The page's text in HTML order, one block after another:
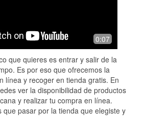
0:07
que quieres es entrar y salir de la
Es por eso que ofrecemos la
línea y recoger en tienda gratis. En
ver la disponibilidad de productos
y realizar tu compra en línea.
que pasar por la tienda que elegiste y